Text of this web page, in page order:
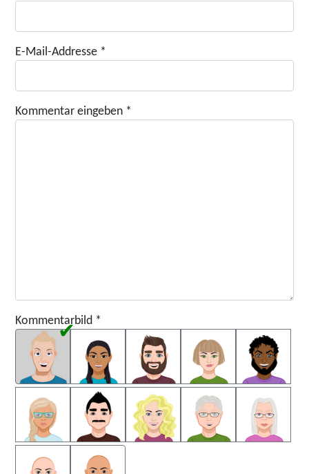
E-Mail-Addresse *
Kommentar eingeben *
Kommentarbild *
Kommentarbild